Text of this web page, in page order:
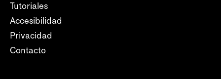
Tutoriales
Accesibilidad
Privacidad
Contacto